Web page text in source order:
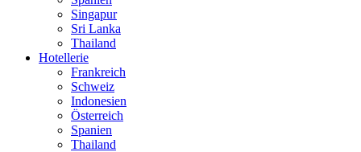
Singapur
Sri Lanka
Thailand
Hotellerie
Frankreich
Schweiz
Indonesien
Österreich
Spanien
Thailand